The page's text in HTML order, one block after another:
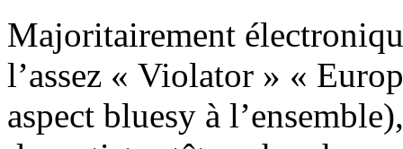
Majoritairement
l’assez « Violator » «
aspect bluesy à